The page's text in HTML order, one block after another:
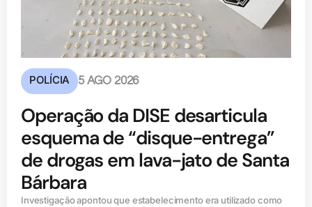
POLÍCIA 5 AGO 2026
Operação da DISE desarticula
esquema de “disque-entrega”
de drogas em lava-jato de Santa
Bárbara
Investigação apontou que estabelecimento era utilizado como